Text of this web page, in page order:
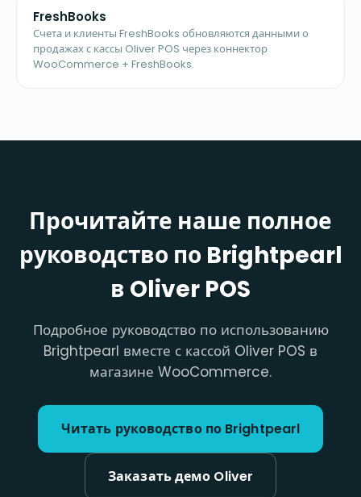
FreshBooks
Счета и клиенты FreshBooks обновляются данными о
продажах с кассы Oliver POS через коннектор
WooCommerce + FreshBooks.
Прочитайте наше полное
руководство по Brightpearl
в Oliver POS
Подробное руководство по использованию
Brightpearl вместе с кассой Oliver POS в
магазине WooCommerce.
Читать руководство по Brightpearl
Заказать демо Oliver